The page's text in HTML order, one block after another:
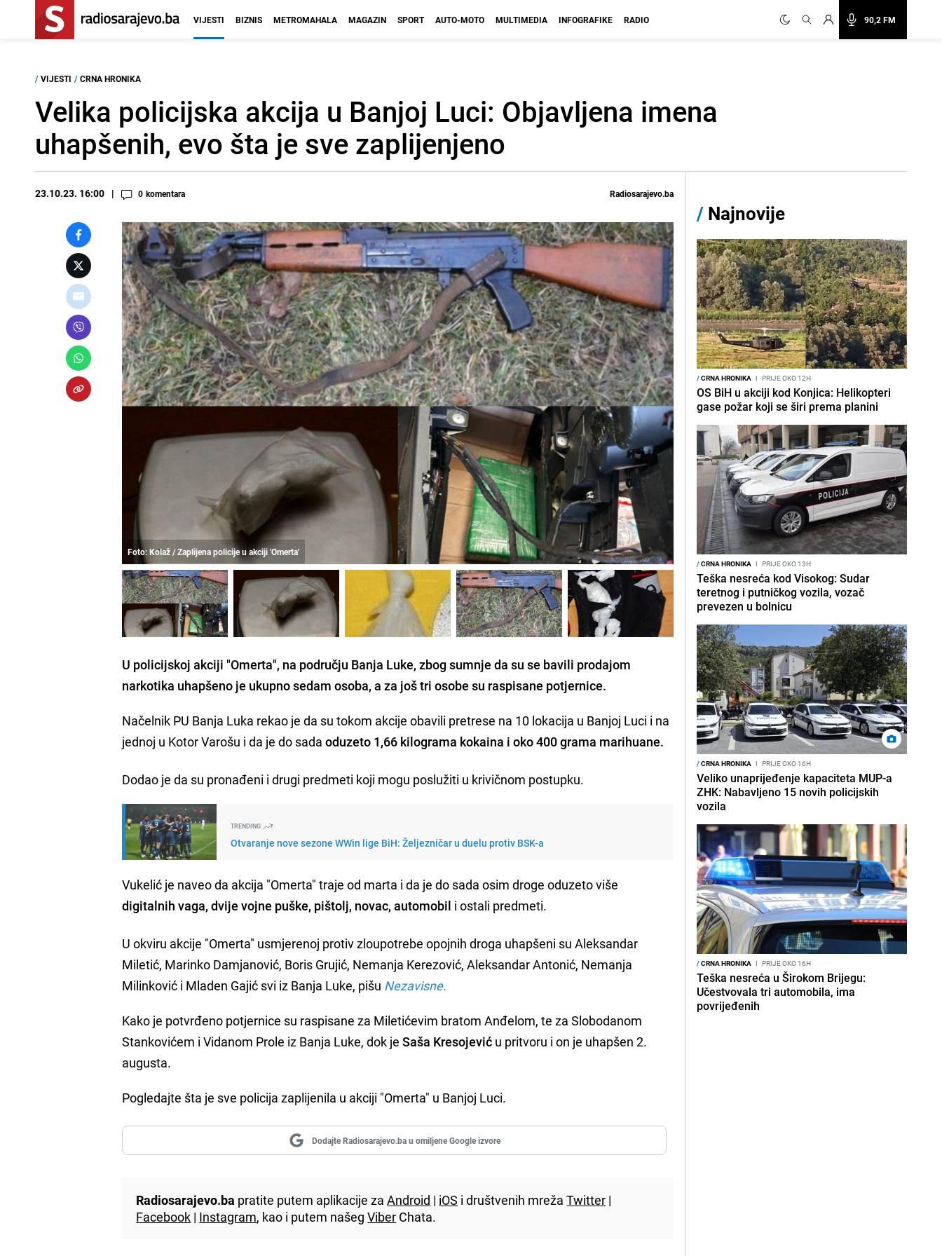
90,2 FM
VIJESTI BIZNIS METROMAHALA MAGAZIN SPORT AUTO-MOTO MULTIMEDIA INFOGRAFIKE RADIO
/ VIJESTI / CRNA HRONIKA
Velika policijska akcija u Banjoj Luci: Objavljena imena
uhapšenih, evo šta je sve zaplijenjeno
23.10.23. 16:00 0 komentara Radiosarajevo.ba
Foto: Kolaž / Zaplijena policije u akciji 'Omerta'
U policijskoj akciji "Omerta", na području Banja Luke, zbog sumnje da su se bavili prodajom
narkotika uhapšeno je ukupno sedam osoba, a za još tri osobe su raspisane potjernice.
Načelnik PU Banja Luka rekao je da su tokom akcije obavili pretrese na 10 lokacija u Banjoj Luci i na
jednoj u Kotor Varošu i da je do sada oduzeto 1,66 kilograma kokaina i oko 400 grama marihuane.
Dodao je da su pronađeni i drugi predmeti koji mogu poslužiti u krivičnom postupku.
TRENDING
Otvaranje nove sezone WWin lige BiH: Željezničar u duelu protiv BSK-a
Vukelić je naveo da akcija "Omerta" traje od marta i da je do sada osim droge oduzeto više
digitalnih vaga, dvije vojne puške, pištolj, novac, automobil i ostali predmeti.
U okviru akcije "Omerta" usmjerenoj protiv zloupotrebe opojnih droga uhapšeni su Aleksandar
Miletić, Marinko Damjanović, Boris Grujić, Nemanja Kerezović, Aleksandar Antonić, Nemanja
Milinković i Mladen Gajić svi iz Banja Luke, pišu Nezavisne.
Kako je potvrđeno potjernice su raspisane za Miletićevim bratom Anđelom, te za Slobodanom
Stankovićem i Vidanom Prole iz Banja Luke, dok je Saša Kresojević u pritvoru i on je uhapšen 2.
augusta.
Pogledajte šta je sve policija zaplijenila u akciji "Omerta" u Banjoj Luci.
Dodajte Radiosarajevo.ba u omiljene Google izvore
Radiosarajevo.ba pratite putem aplikacije zaAndroid | iOS i društvenih mrežaTwitter |
Facebook | Instagram, kao i putem našegViber Chata.
/ Najnovije
/CRNA HRONIKA I PRIJE OKO 12H
OS BiH u akciji kod Konjica: Helikopteri
gase požar koji se širi prema planini
/CRNA HRONIKA I PRIJE OKO 13H
Teška nesreća kod Visokog: Sudar
teretnog i putničkog vozila, vozač
prevezen u bolnicu
/CRNA HRONIKA I PRIJE OKO 16H
Veliko unaprijeđenje kapaciteta MUP-a
ZHK: Nabavljeno 15 novih policijskih
vozila
/CRNA HRONIKA I PRIJE OKO 16H
Teška nesreća u Širokom Brijegu:
Učestvovala tri automobila, ima
povrijeđenih